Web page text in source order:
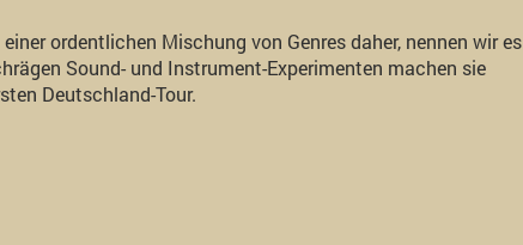
ordentlichen Mischung von Genres daher, nennen wir es
Sound- und Instrument-Experimenten machen sie
Deutschland-Tour.